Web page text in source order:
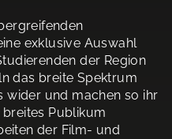
exklusive Auswahl
der Region
das breite Spektrum
wider und machen so ihr
Publikum
der Film- und